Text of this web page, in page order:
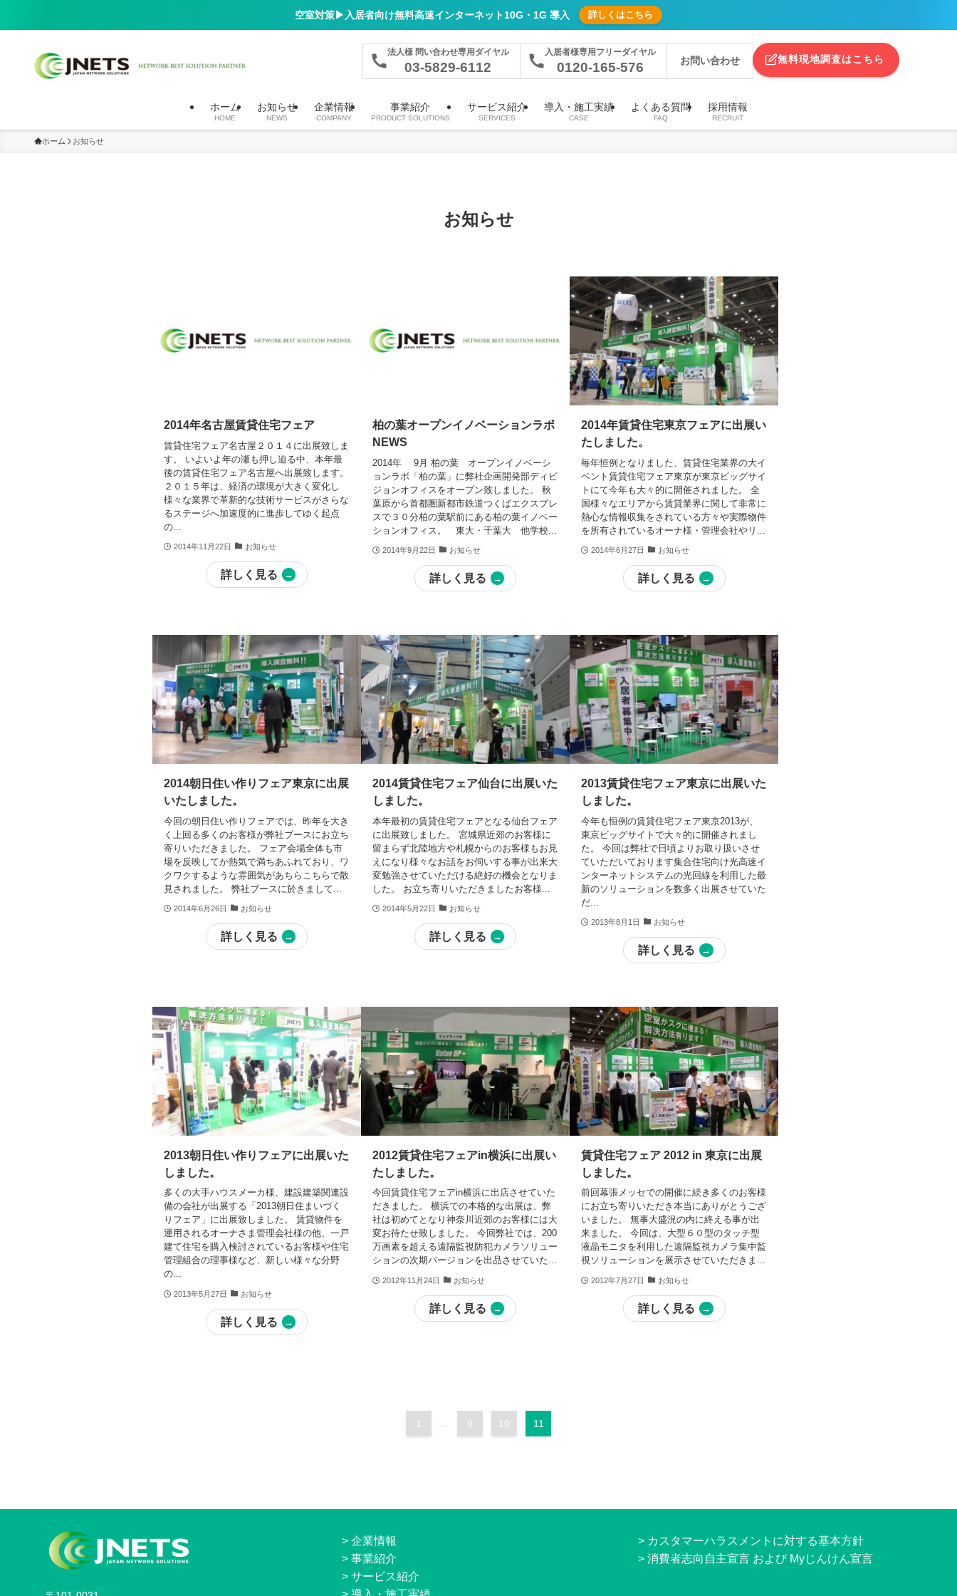
空室対策▶︎入居者向け無料高速インターネット10G・1G 導入 詳しくはこちら
ホーム
HOME
お知らせ
NEWS
企業情報
COMPANY
事業紹介
PRODUCT SOLUTIONS
サービス紹介
SERVICES
導入・施工実績
CASE
よくある質問
FAQ
採用情報
RECRUIT
法人様 問い合わせ専用ダイヤル
03-5829-6112
入居者様専用フリーダイヤル
0120-165-576 お問い合わせ 無料現地調査はこちら
ホーム お知らせ
お知らせ
2014年名古屋賃貸住宅フェア
賃貸住宅フェア名古屋２０１４に出展致しま
す。 いよいよ年の瀬も押し迫る中、本年最
後の賃貸住宅フェア名古屋へ出展致します。
２０１５年は、経済の環境が大きく変化し
様々な業界で革新的な技術サービスがさらな
るステージへ加速度的に進歩してゆく起点
の...
2014年11月22日 お知らせ
詳しく見る
柏の葉オープンイノベーションラボ
NEWS
2014年 9月 柏の葉 オープンイノベーシ
ョンラボ「柏の葉」に弊社企画開発部ディビ
ジョンオフィスをオープン致しました。 秋
葉原から首都圏新都市鉄道つくばエクスプレ
スで３０分柏の葉駅前にある柏の葉イノベー
ションオフィス。 東大・千葉大 他学校...
2014年9月22日 お知らせ
詳しく見る
2014年賃貸住宅東京フェアに出展い
たしました。
毎年恒例となりました、賃貸住宅業界の大イ
ベント賃貸住宅フェア東京が東京ビッグサイ
トにて今年も大々的に開催されました。 全
国様々なエリアから賃貸業界に関して非常に
熱心な情報収集をされている方々や実際物件
を所有されているオーナ様・管理会社やリ...
2014年6月27日 お知らせ
詳しく見る
2014朝日住い作りフェア東京に出展
いたしました。
今回の朝日住い作りフェアでは、昨年を大き
く上回る多くのお客様が弊社ブースにお立ち
寄りいただきました。 フェア会場全体も市
場を反映してか熱気で満ちあふれており、ワ
クワクするような雰囲気があちらこちらで散
見されました。 弊社ブースに於きまして...
2014年6月26日 お知らせ
詳しく見る
2014賃貸住宅フェア仙台に出展いた
しました。
本年最初の賃貸住宅フェアとなる仙台フェア
に出展致しました。 宮城県近郊のお客様に
留まらず北陸地方や札幌からのお客様もお見
えになり様々なお話をお伺いする事が出来大
変勉強させていただける絶好の機会となりま
した。 お立ち寄りいただきましたお客様...
2014年5月22日 お知らせ
詳しく見る
2013賃貸住宅フェア東京に出展いた
しました。
今年も恒例の賃貸住宅フェア東京2013が、
東京ビッグサイトで大々的に開催されまし
た。 今回は弊社で日頃よりお取り扱いさせ
ていただいております集合住宅向け光高速イ
ンターネットシステムの光回線を利用した最
新のソリューションを数多く出展させていた
だ...
2013年8月1日 お知らせ
詳しく見る
2013朝日住い作りフェアに出展いた
しました。
多くの大手ハウスメーカ様、建設建築関連設
備の会社が出展する「2013朝日住まいづく
りフェア」に出展致しました。 賃貸物件を
運用されるオーナさま管理会社様の他、一戸
建て住宅を購入検討されているお客様や住宅
管理組合の理事様など、新しい様々な分野
の...
2013年5月27日 お知らせ
詳しく見る
2012賃貸住宅フェアin横浜に出展い
たしました。
今回賃貸住宅フェアin横浜に出店させていた
だきました。 横浜での本格的な出展は、弊
社は初めてとなり神奈川近郊のお客様には大
変お待たせ致しました。 今回弊社では、200
万画素を超える遠隔監視防犯カメラソリュー
ションの次期バージョンを出品させていた...
2012年11月24日 お知らせ
詳しく見る
賃貸住宅フェア 2012 in 東京に出展
しました。
前回幕張メッセでの開催に続き多くのお客様
にお立ち寄りいただき本当にありがとうござ
いました。 無事大盛況の内に終える事が出
来ました。 今回は、大型６０型のタッチ型
液晶モニタを利用した遠隔監視カメラ集中監
視ソリューションを展示させていただきま...
2012年7月27日 お知らせ
詳しく見る
1 9 10 11
> 企業情報
> 事業紹介
> サービス紹介
> カスタマーハラスメントに対する基本方針
> 消費者志向自主宣言 および Myじんけん宣言